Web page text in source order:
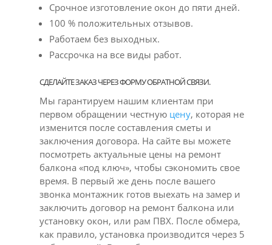
Срочное изготовление окон до пяти дней.
100 % положительных отзывов.
Работаем без выходных.
Рассрочка на все виды работ.
СДЕЛАЙТЕ ЗАКАЗ ЧЕРЕЗ ФОРМУ ОБРАТНОЙ СВЯЗИ.
Мы гарантируем нашим клиентам при
первом обращении честную цену, которая не
изменится после составления сметы и
заключения договора. На сайте вы можете
посмотреть актуальные цены на ремонт
балкона «под ключ», чтобы сэкономить свое
время. В первый же день после вашего
звонка монтажник готов выехать на замер и
заключить договор на ремонт балкона или
установку окон, или рам ПВХ. После обмера,
как правило, установка производится через 5